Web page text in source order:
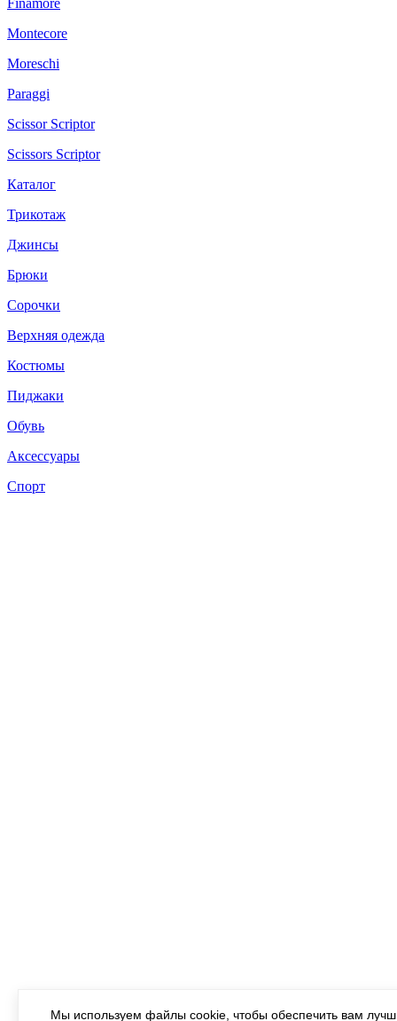
Finamore
Montecore
Moreschi
Paraggi
Scissor Scriptor
Scissors Scriptor
Каталог
Трикотаж
Джинсы
Брюки
Сорочки
Верхняя одежда
Костюмы
Пиджаки
Обувь
Аксессуары
Спорт
Мы используем файлы cookie, чтобы обеспечить вам